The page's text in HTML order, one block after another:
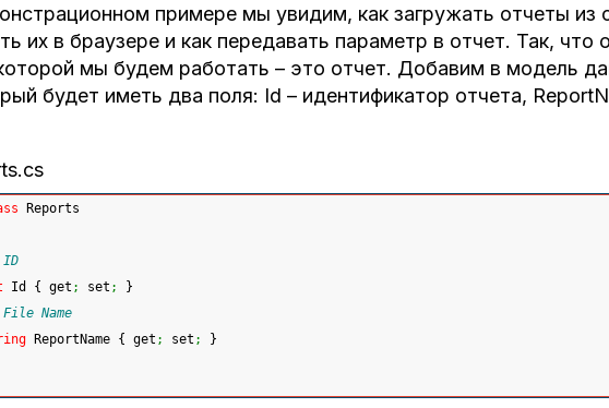
примере мы увидим, как загружать отчеты из
их в браузере и как передавать параметр в отчет. Так, что
мы будем работать – это отчет. Добавим в модель
будет иметь два поля: Id – идентификатор отчета,
Reports
Id { get ; set ;
}
Name
ReportName { get ; set ;
}